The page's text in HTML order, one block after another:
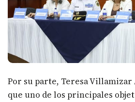
Por su parte, Teresa Villamizar
que uno de los principales